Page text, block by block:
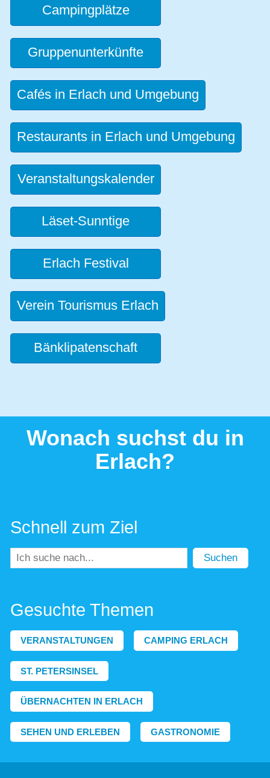
Campingplätze
Gruppenunterkünfte
Cafés in Erlach und Umgebung
Restaurants in Erlach und Umgebung
Veranstaltungskalender
Läset-Sunntige
Erlach Festival
Verein Tourismus Erlach
Bänklipatenschaft
Wonach suchst du in
Erlach?
Schnell zum Ziel
Suchen
Gesuchte Themen
VERANSTALTUNGEN CAMPING ERLACH
ST. PETERSINSEL
ÜBERNACHTEN IN ERLACH
SEHEN UND ERLEBEN GASTRONOMIE